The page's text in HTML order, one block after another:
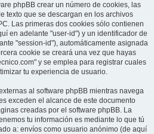
phpBB crear un número de cookies, las
texto que se descargan en los archivos
Las primeras dos cookies sólo contienen
en adelante "user-id") y un identificador de
"session-id"), automáticamente asignada
cookie se creará una vez que hayas
y se emplea para registrar cuales
tu experiencia de usuario.
al software phpBB mientras navega
exceden el alcance de este documento
creadas por el software phpBB. La
tu información es mediante lo que tú
a: envíos como usuario anónimo (de aquí